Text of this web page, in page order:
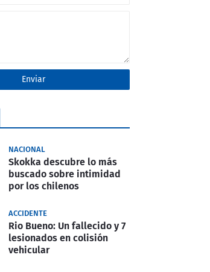
NACIONAL
Skokka descubre lo más
buscado sobre intimidad
por los chilenos
ACCIDENTE
Rio Bueno: Un fallecido y 7
lesionados en colisión
vehicular